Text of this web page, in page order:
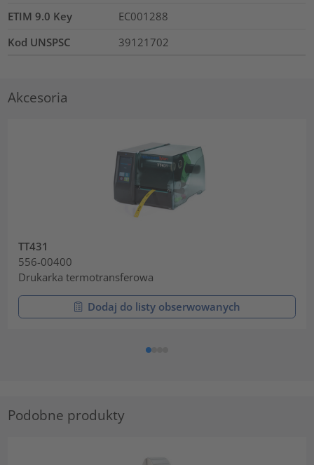
ETIM 9.0 Key
EC001288
Kod UNSPSC
39121702
Akcesoria
TT431
556-00400
Drukarka termotransferowa
Dodaj do listy obserwowanych
Podobne produkty